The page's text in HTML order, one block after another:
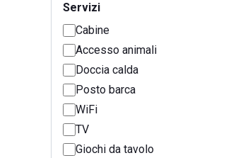
Servizi
Cabine
Accesso animali
Doccia calda
Posto barca
WiFi
TV
Giochi da tavolo